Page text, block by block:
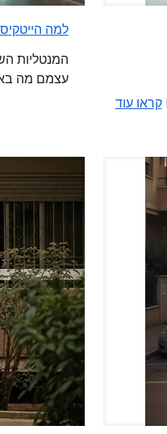
קראו עוד
למה
המנטליות
עצמם מה